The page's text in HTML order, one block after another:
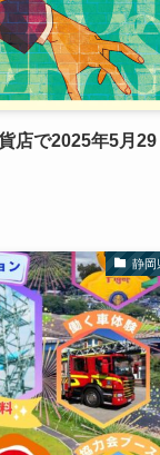
店で2025年5月29
静岡